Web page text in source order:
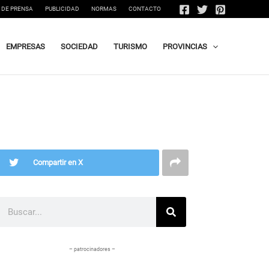
PRENSA PUBLICIDAD NORMAS CONTACTO
EMPRESAS SOCIEDAD TURISMO PROVINCIAS
Compartir en X
– patrocinadores –